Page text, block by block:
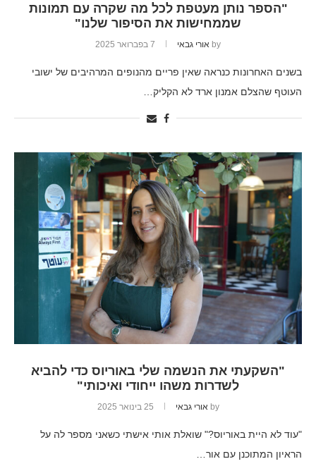
"הספר נותן מעטפת לכל מה שקרה עם תמונות
שממחישות את הסיפור שלנו"
by אורי גבאי 7 בפברואר 2025
בשנים האחרונות כנראה שאין פריים מהנופים המרהיבים של ישובי
העוטף שהצלם אמנון ארד לא הקליק…
"השקעתי את הנשמה שלי באוריוס כדי להביא
לשדרות משהו ייחודי ואיכותי"
by אורי גבאי 25 בינואר 2025
"עוד לא היית באוריוס?" שואלת אותי אישתי כשאני מספר לה על
הראיון המתוכנן עם אור…